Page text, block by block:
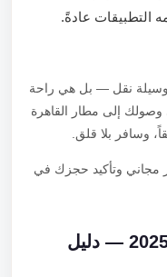
التطبيقات عادةً.
نقل — بل هي راحة
إلى مطار القاهرة
وسافر بلا قلق.
وتأكيد حجزك في
أسعار شركة توصيل للمطار 2025 — دليل